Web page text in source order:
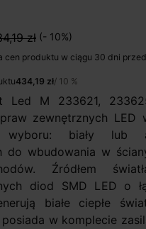
zł (- 10%)
cen produktu w ciągu 30 dni
434,19 zł/ 10 %
Led M 233621,
zewnętrznych LED
biały lub
do wbudowania w
Źródłem
diod SMD LED o
białe ciepłe
w komplecie